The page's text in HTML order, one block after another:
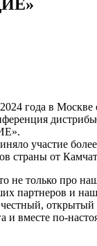
года в Москве
участие
страны от
не только про
партнеров и
открытый
и вместе по-